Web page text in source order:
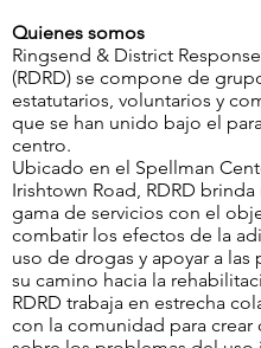
Quienes somos
Ringsend & District
(RDRD) se compone de
estatutarios, voluntarios y
que se han unido bajo el
centro.
Ubicado en el Spellman
Irishtown Road, RDRD
gama de servicios con el
combatir los efectos de la
uso de drogas y apoyar a las
su camino hacia la
RDRD trabaja en estrecha
con la comunidad para crear